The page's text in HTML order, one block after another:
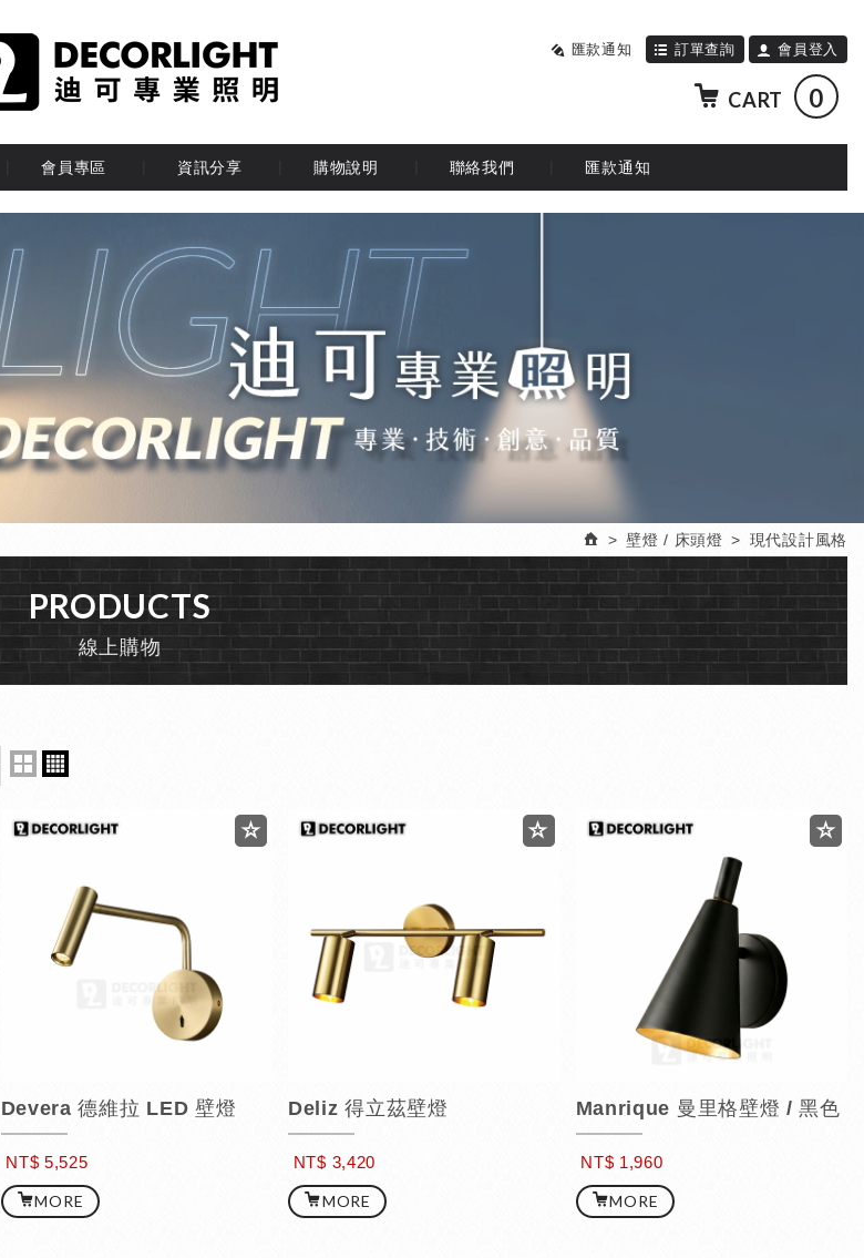
匯款通知 訂單查詢 會員登入
CART 0
會員專區 資訊分享 購物說明 聯絡我們 匯款通知
壁燈 / 床頭燈 現代設計風格
PRODUCTS
線上購物
Devera 德維拉 LED 壁燈
NT$ 5,525
MORE
Deliz 得立茲壁燈
NT$ 3,420
MORE
Manrique 曼里格壁燈 / 黑色
NT$ 1,960
MORE